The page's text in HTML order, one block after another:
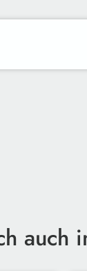
auch